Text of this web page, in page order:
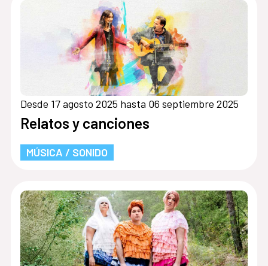
Desde 17 agosto 2025 hasta 06 septiembre 2025
Relatos y canciones
MÚSICA / SONIDO